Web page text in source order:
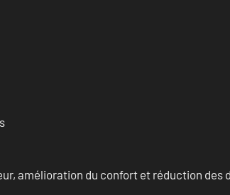
amélioration du confort et réduction des